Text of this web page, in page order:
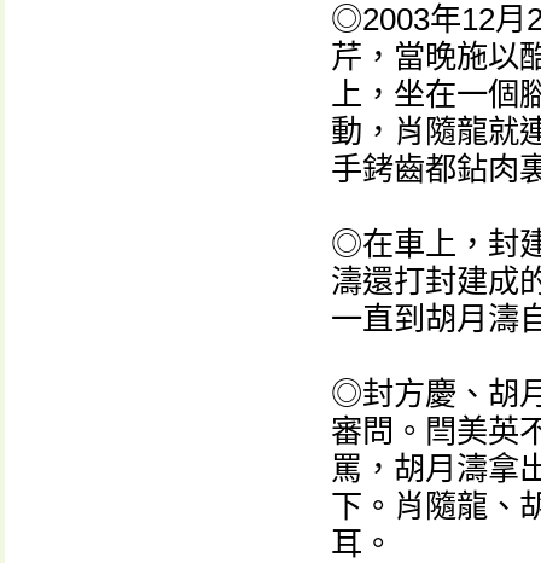
◎2003年12月
芹，當晚施以
上，坐在一個
動，肖隨龍就
手銬齒都鉆肉
◎在車上，封
濤還打封建成
一直到胡月濤
◎封方慶、胡
審問。閆美英
罵，胡月濤拿
下。肖隨龍、
耳。